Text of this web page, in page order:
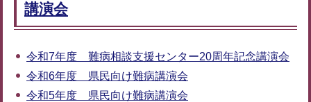
講演会
令和7年度 難病相談支援センター20周年記念講演会
令和6年度 県民向け難病講演会
令和5年度 県民向け難病講演会